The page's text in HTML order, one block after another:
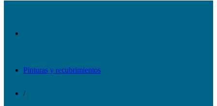
Pinturas y recubrimientos
/